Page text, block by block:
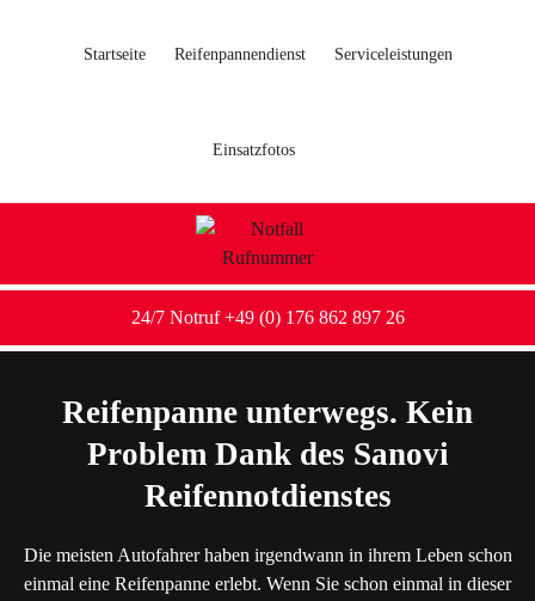
Startseite Reifenpannendienst Serviceleistungen
Einsatzfotos
24/7 Notruf +49 (0) 176 862 897 26
Reifenpanne unterwegs. Kein
Problem Dank des Sanovi
Reifennotdienstes
Die meisten Autofahrer haben irgendwann in ihrem Leben schon
einmal eine Reifenpanne erlebt. Wenn Sie schon einmal in dieser